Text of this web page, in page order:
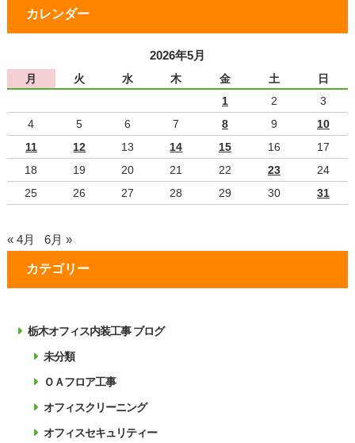
カレンダー
2026年5月
月 火 水 木 金 土
日
1
2
3
4
5 6 7 8 9
10
11
12 13 14 15 16
17
18
19 20 21 22 23
24
25
26 27 28 29 30 31
« 4月 6月 »
カテゴリー
栃木オフィス内装工事 ブログ
未分類
ＯＡフロア工事
オフィスクリーニング
オフィスセキュリティー